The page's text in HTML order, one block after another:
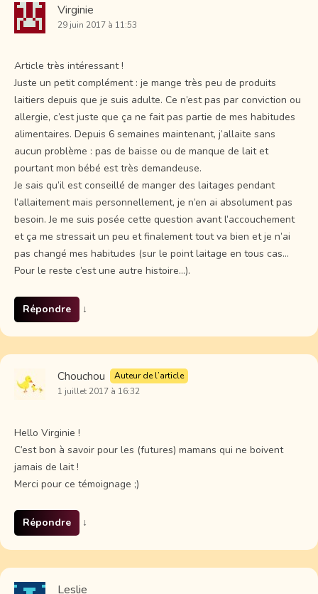
Virginie
29 juin 2017 à 11:53
Article très intéressant !
Juste un petit complément : je mange très peu de produits
laitiers depuis que je suis adulte. Ce n’est pas par conviction ou
allergie, c’est juste que ça ne fait pas partie de mes habitudes
alimentaires. Depuis 6 semaines maintenant, j’allaite sans
aucun problème : pas de baisse ou de manque de lait et
pourtant mon bébé est très demandeuse.
Je sais qu’il est conseillé de manger des laitages pendant
l’allaitement mais personnellement, je n’en ai absolument pas
besoin. Je me suis posée cette question avant l’accouchement
et ça me stressait un peu et finalement tout va bien et je n’ai
pas changé mes habitudes (sur le point laitage en tous cas…
Pour le reste c’est une autre histoire…).
Répondre ↓
Chouchou
Auteur de l’article
1 juillet 2017 à 16:32
Hello Virginie !
C’est bon à savoir pour les (futures) mamans qui ne boivent
jamais de lait !
Merci pour ce témoignage ;)
Répondre ↓
Leslie